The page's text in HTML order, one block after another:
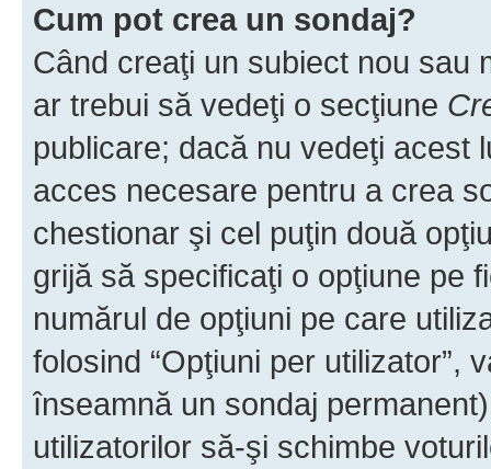
Cum pot crea un sondaj?
Când creaţi un subiect nou sau
ar trebui să vedeţi o secţiune
publicare; dacă nu vedeţi acest
acces necesare pentru a crea
chestionar şi cel puţin două
grijă să specificaţi o opţiune pe
numărul de opţiuni pe care
folosind “Opţiuni per utilizator”,
înseamnă un sondaj
utilizatorilor să-şi schimbe